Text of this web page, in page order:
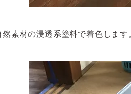
然素材の浸透系塗料で着色します